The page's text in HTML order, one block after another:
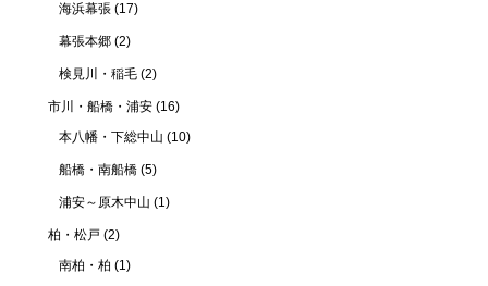
海浜幕張 (17)
幕張本郷 (2)
検見川・稲毛 (2)
市川・船橋・浦安 (16)
本八幡・下総中山 (10)
船橋・南船橋 (5)
浦安～原木中山 (1)
柏・松戸 (2)
南柏・柏 (1)